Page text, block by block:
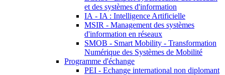
et des systèmes d'information
IA - IA : Intelligence Artificielle
MSIR - Management des systèmes
d'information en réseaux
SMOB - Smart Mobility - Transformation
Numérique des Systèmes de Mobilité
Programme d'échange
PEI - Echange international non diplomant